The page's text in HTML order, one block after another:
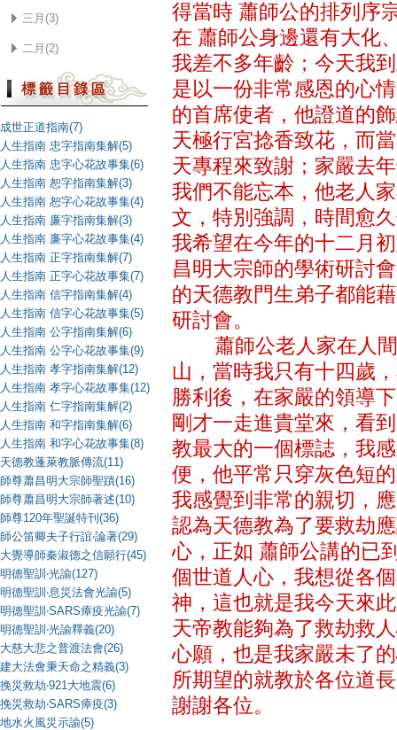
三月(3)
二月(2)
成世正道指南(7)
人生指南 忠字指南集解(5)
人生指南 忠字心花故事集(6)
人生指南 恕字指南集解(3)
人生指南 恕字心花故事集(4)
人生指南 廉字指南集解(3)
人生指南 廉字心花故事集(4)
人生指南 正字指南集解(7)
人生指南 正字心花故事集(7)
人生指南 信字指南集解(4)
人生指南 信字心花故事集(5)
人生指南 公字指南集解(6)
人生指南 公字心花故事集(9)
人生指南 孝字指南集解(12)
人生指南 孝字心花故事集(12)
人生指南 仁字指南集解(2)
人生指南 和字指南集解(6)
人生指南 和字心花故事集(8)
天德教蓬萊教脈傳流(11)
師尊蕭昌明大宗師聖蹟(16)
師尊蕭昌明大宗師著述(10)
師尊120年聖誕特刊(36)
師公笛卿夫子行誼‧論著(29)
大覺導師秦淑德之信願行(45)
明德聖訓‧光諭(127)
明德聖訓‧息災法會光諭(5)
明德聖訓‧SARS瘴疫光諭(7)
明德聖訓‧光諭釋義(20)
大慈大悲之普渡法會(26)
建大法會秉天命之精義(3)
挽災救劫‧921大地震(6)
挽災救劫‧SARS瘴疫(3)
地水火風災示諭(5)
得當時 蕭師公的排列序
在 蕭師公身邊還有大化
我差不多年齡；今天我
是以一份非常感恩的心
的首席使者，他證道的
天極行宮捻香致花，而
天專程來致謝；家嚴去
我們不能忘本，他老人
文，特別強調，時間愈
我希望在今年的十二月
昌明大宗師的學術研討
的天德教門生弟子都能
研討會。
蕭師公老人家在人間
山，當時我只有十四歲
勝利後，在家嚴的領導
剛才一走進貴堂來，看
教最大的一個標誌，我
便，他平常只穿灰色短
我感覺到非常的親切，
認為天德教為了要救劫
心，正如 蕭師公講的已
個世道人心，我想從各
神，這也就是我今天來
天帝教能夠為了救劫救
心願，也是我家嚴未了
所期望的就教於各位道
謝謝各位。